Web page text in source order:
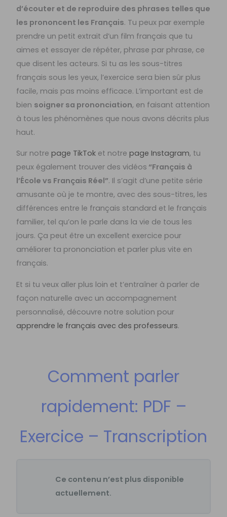
d’écouter et de reproduire des phrases telles que
les prononcent les Français. Tu peux par exemple
prendre un petit extrait d’un film français que tu
aimes et essayer de répéter, phrase par phrase, ce
que disent les acteurs. Si tu as les sous-titres
français sous les yeux, l’exercice sera bien sûr plus
facile, mais pas moins efficace. L’important est de
bien soigner sa prononciation, en faisant attention
à tous les phénomènes que nous avons décrits plus
haut.
Sur notrepage TikTok et notrepage Instagram, tu
peux également trouver des vidéos “Français à
l’École vs Français Réel”. Il s’agit d’une petite série
amusante où je te montre, avec des sous-titres, les
différences entre le français standard et le français
familier, tel qu’on le parle dans la vie de tous les
jours. Ça peut être un excellent exercice pour
améliorer ta prononciation et parler plus vite en
français.
Et si tu veux aller plus loin et t’entraîner à parler de
façon naturelle avec un accompagnement
personnalisé, découvre notre solution pour
apprendre le français avec des professeurs.
Comment parler
rapidement: PDF –
Exercice – Transcription
Ce contenu n’est plus disponible
actuellement.